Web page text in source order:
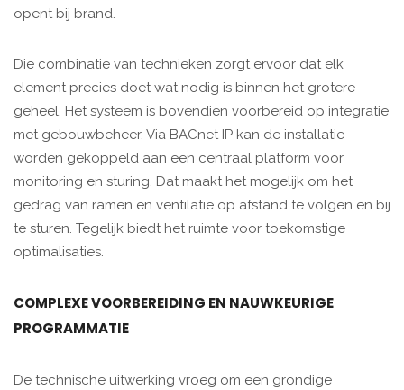
opent bij brand.
Die combinatie van technieken zorgt ervoor dat elk
element precies doet wat nodig is binnen het grotere
geheel. Het systeem is bovendien voorbereid op integratie
met gebouwbeheer. Via BACnet IP kan de installatie
worden gekoppeld aan een centraal platform voor
monitoring en sturing. Dat maakt het mogelijk om het
gedrag van ramen en ventilatie op afstand te volgen en bij
te sturen. Tegelijk biedt het ruimte voor toekomstige
optimalisaties.
COMPLEXE VOORBEREIDING EN NAUWKEURIGE
PROGRAMMATIE
De technische uitwerking vroeg om een grondige